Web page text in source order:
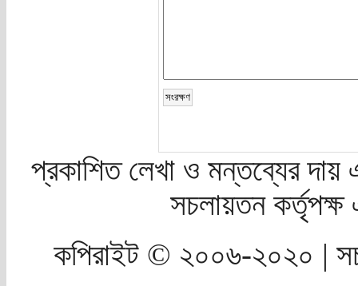
প্রকাশিত লেখা ও মন্তব্যের দায়
সচলায়তন
কপিরাইট © ২০০৬-২০২০ |